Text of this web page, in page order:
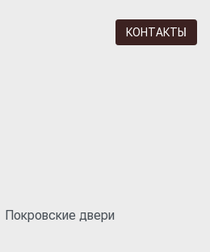
КОНТАКТЫ
Покровские двери